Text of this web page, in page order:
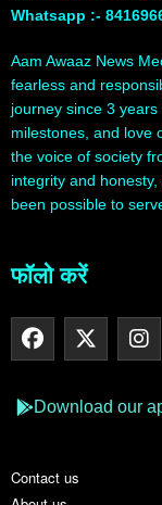
Whatsapp :-
Aam Awaaz News
fearless and
journey since 3
milestones, and love
the voice of society
integrity and
been possible to
फॉलो करें
Download our
Contact us